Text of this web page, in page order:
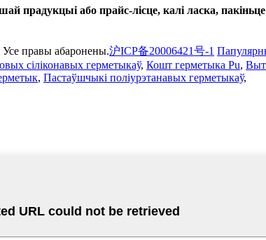
прадукцыі або прайс-лісце, калі ласка,
правы абаронены.沪ICP备20006421号-1
сіліконавых герметыкаў, Кошт герметыка Pu,
, Пастаўшчыкі поліурэтанавых герметыкаў,